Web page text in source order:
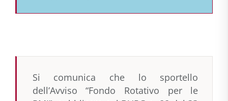
Si comunica che lo sportello
dell’Avviso “Fondo Rotativo per le